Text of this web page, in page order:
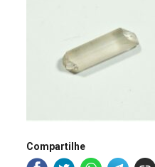
Compartilhe